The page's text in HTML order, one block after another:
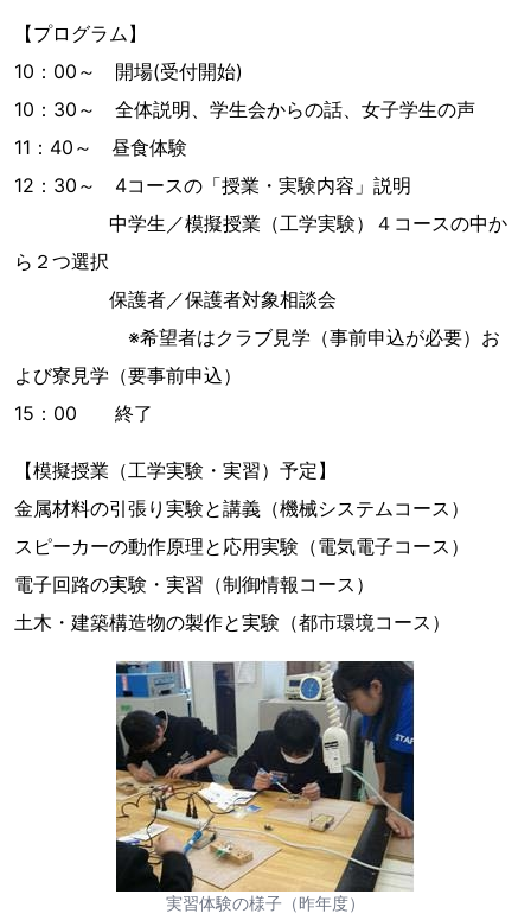
【プログラム】
10：00～ 開場(受付開始)
10：30～ 全体説明、学生会からの話、女子学生の声
11：40～ 昼食体験
12：30～ 4コースの「授業・実験内容」説明
中学生／模擬授業（工学実験）４コースの中か
ら２つ選択
保護者／保護者対象相談会
※希望者はクラブ見学（事前申込が必要）お
よび寮見学（要事前申込）
15：00 終了
【模擬授業（工学実験・実習）予定】
金属材料の引張り実験と講義（機械システムコース）
スピーカーの動作原理と応用実験（電気電子コース）
電子回路の実験・実習（制御情報コース）
土木・建築構造物の製作と実験（都市環境コース）
実習体験の様子（昨年度）